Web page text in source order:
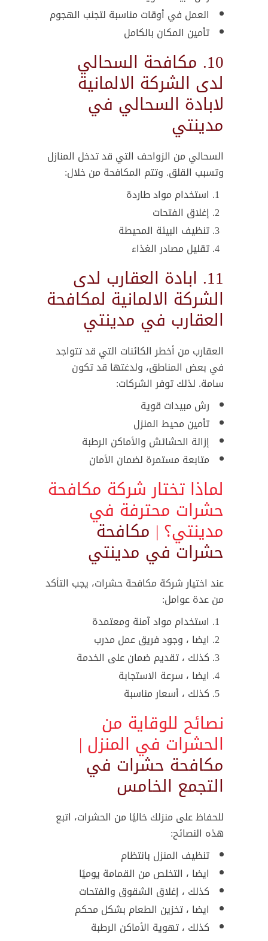
العمل في أوقات مناسبة لتجنب الهجوم
تأمين المكان بالكامل
10. مكافحة السحالي
لدى الشركة الالمانية
لابادة السحالي في
مدينتي
السحالي من الزواحف التي قد تدخل المنازل
وتسبب القلق. وتتم المكافحة من خلال:
استخدام مواد طاردة
إغلاق الفتحات
تنظيف البيئة المحيطة
تقليل مصادر الغذاء
11. ابادة العقارب لدى
الشركة الالمانية لمكافحة
العقارب في مدينتي
العقارب من أخطر الكائنات التي قد تتواجد
في بعض المناطق، ولدغتها قد تكون
سامة. لذلك توفر الشركات:
رش مبيدات قوية
تأمين محيط المنزل
إزالة الحشائش والأماكن الرطبة
متابعة مستمرة لضمان الأمان
لماذا تختار شركة مكافحة
حشرات محترفة في
مدينتي؟ | مكافحة
حشرات في مدينتي
عند اختيار شركة مكافحة حشرات، يجب التأكد
من عدة عوامل:
استخدام مواد آمنة ومعتمدة
ايضا ، وجود فريق عمل مدرب
كذلك ، تقديم ضمان على الخدمة
ايضا ، سرعة الاستجابة
كذلك ، أسعار مناسبة
نصائح للوقاية من
الحشرات في المنزل |
مكافحة حشرات في
التجمع الخامس
للحفاظ على منزلك خاليًا من الحشرات، اتبع
هذه النصائح:
تنظيف المنزل بانتظام
ايضا ، التخلص من القمامة يوميًا
كذلك ، إغلاق الشقوق والفتحات
ايضا ، تخزين الطعام بشكل محكم
كذلك ، تهوية الأماكن الرطبة